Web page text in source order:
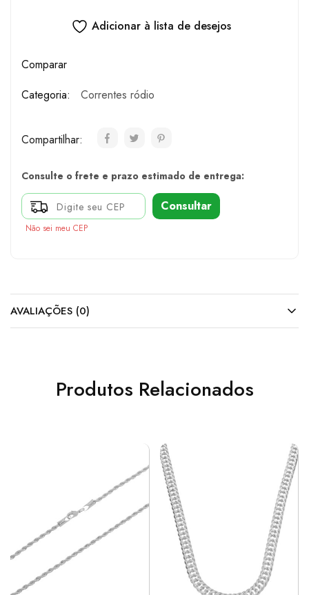
Adicionar à lista de desejos
Comparar
Categoria:
Correntes ródio
Compartilhar:
Consulte o frete e prazo estimado de entrega:
Consultar
Não sei meu CEP
AVALIAÇÕES (0)
Produtos Relacionados